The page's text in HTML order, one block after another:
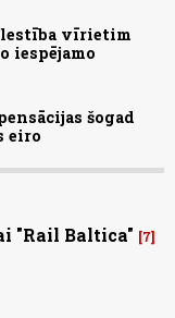
vīrietim
iespējamo
šogad
eiro
"Rail Baltica" 7